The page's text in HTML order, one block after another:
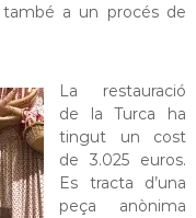
a un procés de
La restauració
de la Turca ha
tingut un cost
de 3.025 euros.
Es tracta d’una
peça anònima